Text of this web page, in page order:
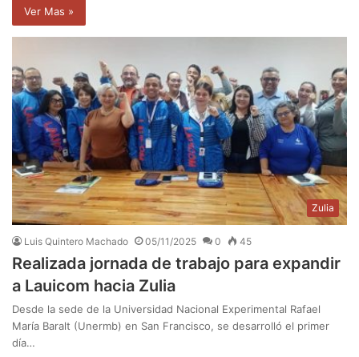
Ver Mas »
Zulia
Luis Quintero Machado 05/11/2025 0 45
Realizada jornada de trabajo para expandir
a Lauicom hacia Zulia
Desde la sede de la Universidad Nacional Experimental Rafael
María Baralt (Unermb) en San Francisco, se desarrolló el primer
día…